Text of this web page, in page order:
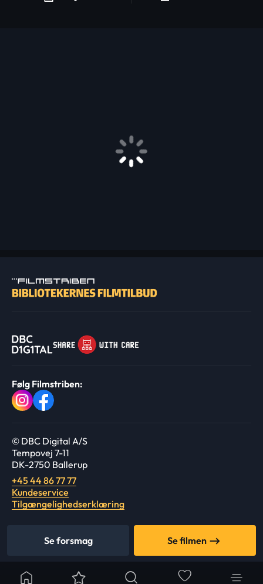
Se forsmag Se filmen
Følg Filmstriben:
© DBC Digital A/S
Tempovej 7-11
DK-2750 Ballerup
+45 44 86 77 77
Kundeservice
Tilgængelighedserklæring